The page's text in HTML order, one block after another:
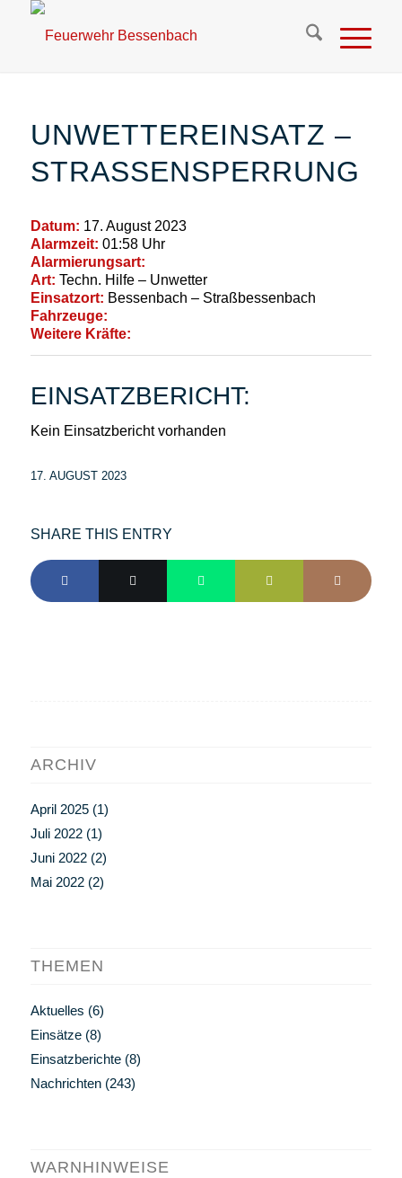
UNWETTEREINSATZ –
STRASSENSPERRUNG
Datum: 17. August 2023
Alarmzeit: 01:58 Uhr
Alarmierungsart:
Art: Techn. Hilfe – Unwetter
Einsatzort: Bessenbach – Straßbessenbach
Fahrzeuge:
Weitere Kräfte:
EINSATZBERICHT:
Kein Einsatzbericht vorhanden
17. AUGUST 2023
SHARE THIS ENTRY
ARCHIV
April 2025(1)
Juli 2022(1)
Juni 2022(2)
Mai 2022(2)
THEMEN
Aktuelles (6)
Einsätze(8)
Einsatzberichte(8)
Nachrichten(243)
WARNHINWEISE